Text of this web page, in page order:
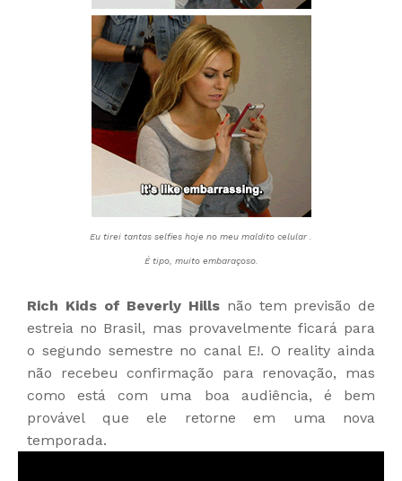
Eu tirei tantas selfies hoje no meu maldito celular .
É tipo, muito embaraçoso.
Rich Kids of Beverly Hills não tem previsão de
estreia no Brasil, mas provavelmente ficará para
o segundo semestre no canal E!. O reality ainda
não recebeu confirmação para renovação, mas
como está com uma boa audiência, é bem
provável que ele retorne em uma nova
temporada.